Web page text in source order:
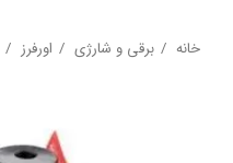
خانه برقی و شارژی اورفرز